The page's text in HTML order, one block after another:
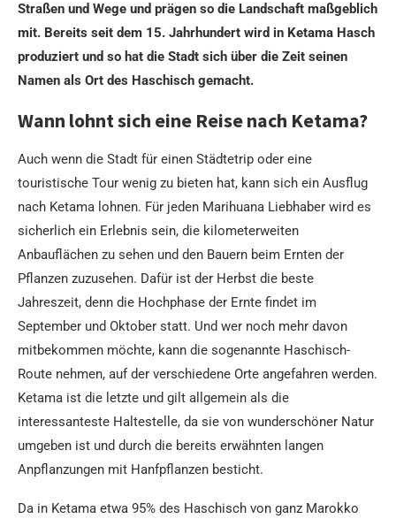
Straßen und Wege und prägen so die Landschaft maßgeblich
mit. Bereits seit dem 15. Jahrhundert wird in Ketama Hasch
produziert und so hat die Stadt sich über die Zeit seinen
Namen als Ort des Haschisch gemacht.
Wann lohnt sich eine Reise nach Ketama?
Auch wenn die Stadt für einen Städtetrip oder eine
touristische Tour wenig zu bieten hat, kann sich ein Ausflug
nach Ketama lohnen. Für jeden Marihuana Liebhaber wird es
sicherlich ein Erlebnis sein, die kilometerweiten
Anbauflächen zu sehen und den Bauern beim Ernten der
Pflanzen zuzusehen. Dafür ist der Herbst die beste
Jahreszeit, denn die Hochphase der Ernte findet im
September und Oktober statt. Und wer noch mehr davon
mitbekommen möchte, kann die sogenannte Haschisch-
Route nehmen, auf der verschiedene Orte angefahren werden.
Ketama ist die letzte und gilt allgemein als die
interessanteste Haltestelle, da sie von wunderschöner Natur
umgeben ist und durch die bereits erwähnten langen
Anpflanzungen mit Hanfpflanzen besticht.
Da in Ketama etwa 95% des Haschisch von ganz Marokko